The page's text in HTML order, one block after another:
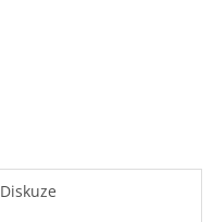
Diskuze